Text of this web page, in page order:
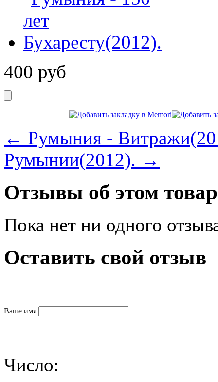
400 руб
← Румыния -
Румынии(2012). →
Отзывы об этом
Пока нет ни одного
Оставить свой отзыв
Ваше имя
Число: